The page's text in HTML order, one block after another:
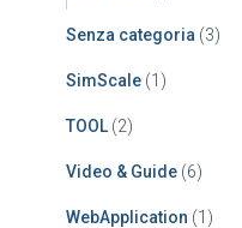
Senza categoria (3)
SimScale (1)
TOOL (2)
Video & Guide (6)
WebApplication (1)